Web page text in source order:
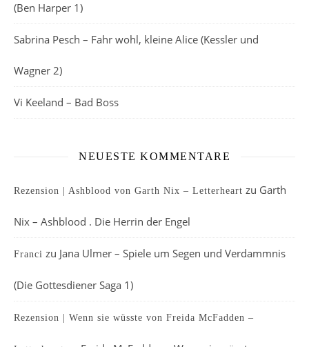
(Ben Harper 1)
Sabrina Pesch – Fahr wohl, kleine Alice (Kessler und
Wagner 2)
Vi Keeland – Bad Boss
NEUESTE KOMMENTARE
Rezension | Ashblood von Garth Nix – Letterheart zu Garth
Nix – Ashblood . Die Herrin der Engel
Franci zu Jana Ulmer – Spiele um Segen und Verdammnis
(Die Gottesdiener Saga 1)
Rezension | Wenn sie wüsste von Freida McFadden –